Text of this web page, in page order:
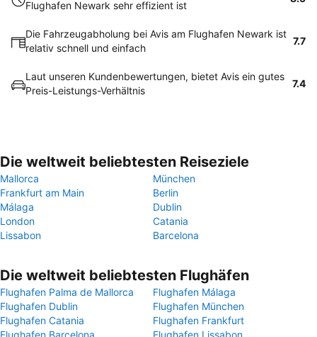
Flughafen Newark sehr effizient ist
Die Fahrzeugabholung bei Avis am Flughafen Newark ist
relativ schnell und einfach
7.7
Laut unseren Kundenbewertungen, bietet Avis ein gutes
Preis-Leistungs-Verhältnis
7.4
Die weltweit beliebtesten Reiseziele
Mallorca
München
Frankfurt am Main
Berlin
Málaga
Dublin
London
Catania
Lissabon
Barcelona
Die weltweit beliebtesten Flughäfen
Flughafen Palma de Mallorca
Flughafen Málaga
Flughafen Dublin
Flughafen München
Flughafen Catania
Flughafen Frankfurt
Flughafen Barcelona
Flughafen Lissabon